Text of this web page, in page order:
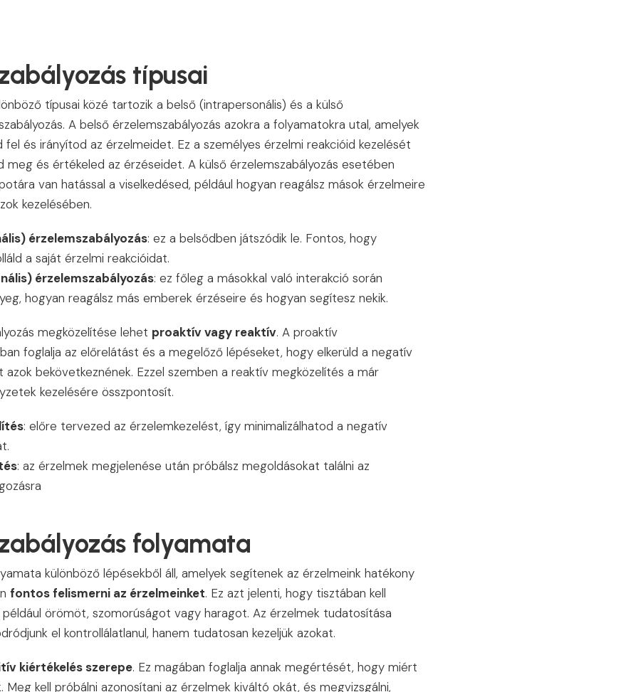
típusai
típusai közé tartozik a belső (intrapersonális) és a külső
A belső érzelemszabályozás azokra a folyamatokra utal, amelyek
és irányítod az érzelmeidet. Ez a személyes érzelmi reakcióid kezelését
meg és értékeled az érzéseidet. A külső érzelemszabályozás esetében
van hatással a viselkedésed, például hogyan reagálsz mások érzelmeire
kezelésében.
érzelemszabályozás: ez a belsődben játszódik le. Fontos, hogy
a saját érzelmi reakcióidat.
érzelemszabályozás: ez főleg a másokkal való interakció során
hogyan reagálsz más emberek érzéseire és hogyan segítesz nekik.
megközelítése lehet proaktív vagy reaktív. A proaktív
foglalja az előrelátást és a megelőző lépéseket, hogy elkerüld a negatív
bekövetkeznének. Ezzel szemben a reaktív megközelítés a már
kezelésére összpontosít.
: előre tervezed az érzelemkezelést, így minimalizálhatod a negatív
: az érzelmek megjelenése után próbálsz megoldásokat találni az
folyamata
különböző lépésekből áll, amelyek segítenek az érzelmeink hatékony
fontos felismerni az érzelmeinket. Ez azt jelenti, hogy tisztában kell
például örömöt, szomorúságot vagy haragot. Az érzelmek tudatosítása
el kontrollálatlanul, hanem tudatosan kezeljük azokat.
kiértékelés szerepe. Ez magában foglalja annak megértését, hogy miért
Meg kell próbálni azonosítani az érzelmek kiváltó okát, és megvizsgálni,